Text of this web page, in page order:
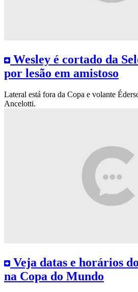
Wesley é cortado da
por lesão em amistoso
Lateral está fora da Copa e volante
Ancelotti.
Veja datas e horários
na Copa do Mundo